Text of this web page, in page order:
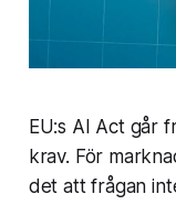
EU:s AI Act går
krav. För
det att frågan